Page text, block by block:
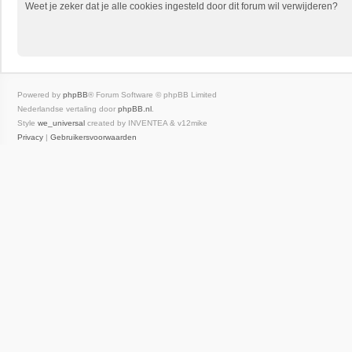
Weet je zeker dat je alle cookies ingesteld door dit forum wil verwijderen?
Powered by phpBB® Forum Software © phpBB Limited
Nederlandse vertaling door phpBB.nl
Style we_universal created by INVENTEA & v12mike
Privacy | Gebruikersvoorwaarden